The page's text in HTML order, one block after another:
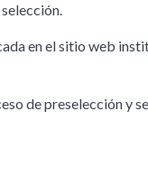
en el sitio web
de preselección y